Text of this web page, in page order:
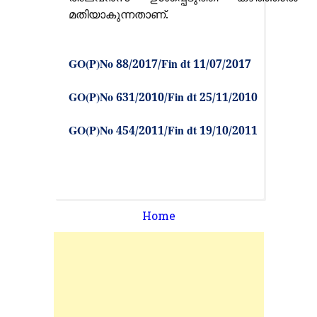
മതിയാകുന്നതാണ്.
GO(P)No88/2017/Fin dt11/07/2017
GO(P)No631/2010/Fin dt25/11/2010
GO(P)No454/2011/Fin dt19/10/2011
Home